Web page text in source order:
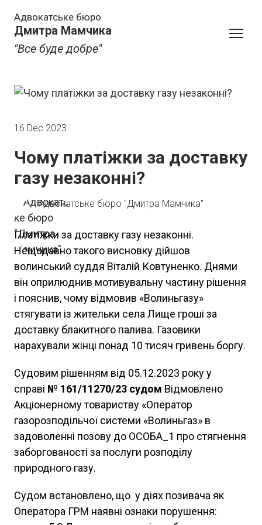
Адвокатське бюро
Дмитра Мамчика
"Все буде добре"
16 Dec 2023
Чому платіжки за доставку
газу незаконні?
Адвокатське бюро "Дмитра Мамчика"
Платіжки за доставку газу незаконні.
Нещодавно такого висновку дійшов
волинський суддя Віталій Ковтуненко. Днями
він оприлюднив мотивувальну частину рішення
і пояснив, чому відмовив «Волиньгазу»
стягувати із жительки села Лище гроші за
доставку блакитного палива. Газовики
нарахували жінці понад 10 тисяч гривень боргу.
Судовим рішенням від 05.12.2023 року у
справі № 161/11270/23 судом Відмовлено
Акціонерному товариству «Оператор
газорозподільчої системи «Волиньгаз» в
задоволенні позову до ОСОБА_1 про стягнення
заборгованості за послуги розподілу
природного газу.
Судом встановлено, що у діях позивача як
Оператора ГРМ наявні ознаки порушення: